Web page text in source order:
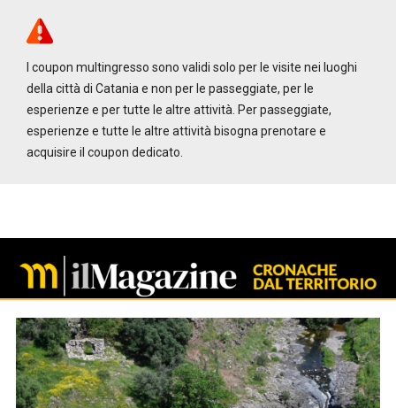
I coupon multingresso sono validi solo per le visite nei luoghi
della città di Catania e non per le passeggiate, per le
esperienze e per tutte le altre attività. Per passeggiate,
esperienze e tutte le altre attività bisogna prenotare e
acquisire il coupon dedicato.